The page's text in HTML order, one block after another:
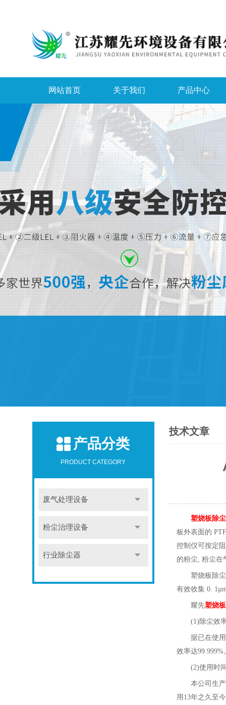
网站首页 关于我们 产品中心
产品分类
PRODUCT CATEGORY
废气处理设备
粉尘治理设备
行业除尘器
技术文章
塑烧板除
板外表面的
控制仪可按定
的粉尘, 粉尘在
塑烧板除
有效收集 0.
耀先塑烧
(1)除尘效
据已在使
效率达99.999%
(2)使用 时
本公司生
用 13年之久至